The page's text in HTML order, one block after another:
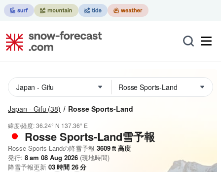
Japan - Gifu (38) Rosse Sports-Land
緯度/経度:36.24° N 137.36° E
Rosse Sports-Land雪予報
Rosse Sports-Landの降雪予報 3609ft 高度
発行: 8 am 08 Aug 2026 (現地時間)
降雪予報更新 03時間 26分